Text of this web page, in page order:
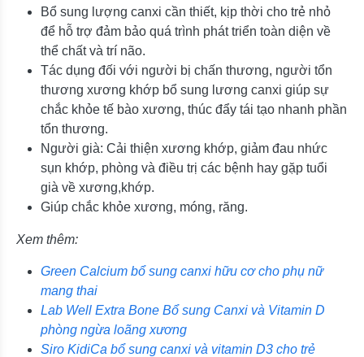
Bổ sung lượng canxi cần thiết, kịp thời cho trẻ nhỏ
để hỗ trợ đảm bảo quá trình phát triển toàn diện về
thể chất và trí não.
Tác dụng đối với người bị chấn thương, người tổn
thương xương khớp bổ sung lương canxi giúp sự
chắc khỏe tế bào xương, thúc đẩy tái tạo nhanh phần
tổn thương.
Người già: Cải thiện xương khớp, giảm đau nhức
sụn khớp, phòng và điều trị các bệnh hay gặp tuổi
già về xương,khớp.
Giúp chắc khỏe xương, móng, răng.
Xem thêm:
Green Calcium bổ sung canxi hữu cơ cho phụ nữ
mang thai
Lab Well Extra Bone Bổ sung Canxi và Vitamin D
phòng ngừa loãng xương
Siro KidiCa bổ sung canxi và vitamin D3 cho trẻ